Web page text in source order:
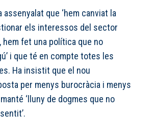
assenyalat que ‘hem canviat la
els interessos del sector
hem fet una política que no
i que té en compte totes les
Ha insistit que el nou
per menys burocràcia i menys
‘lluny de dogmes que no